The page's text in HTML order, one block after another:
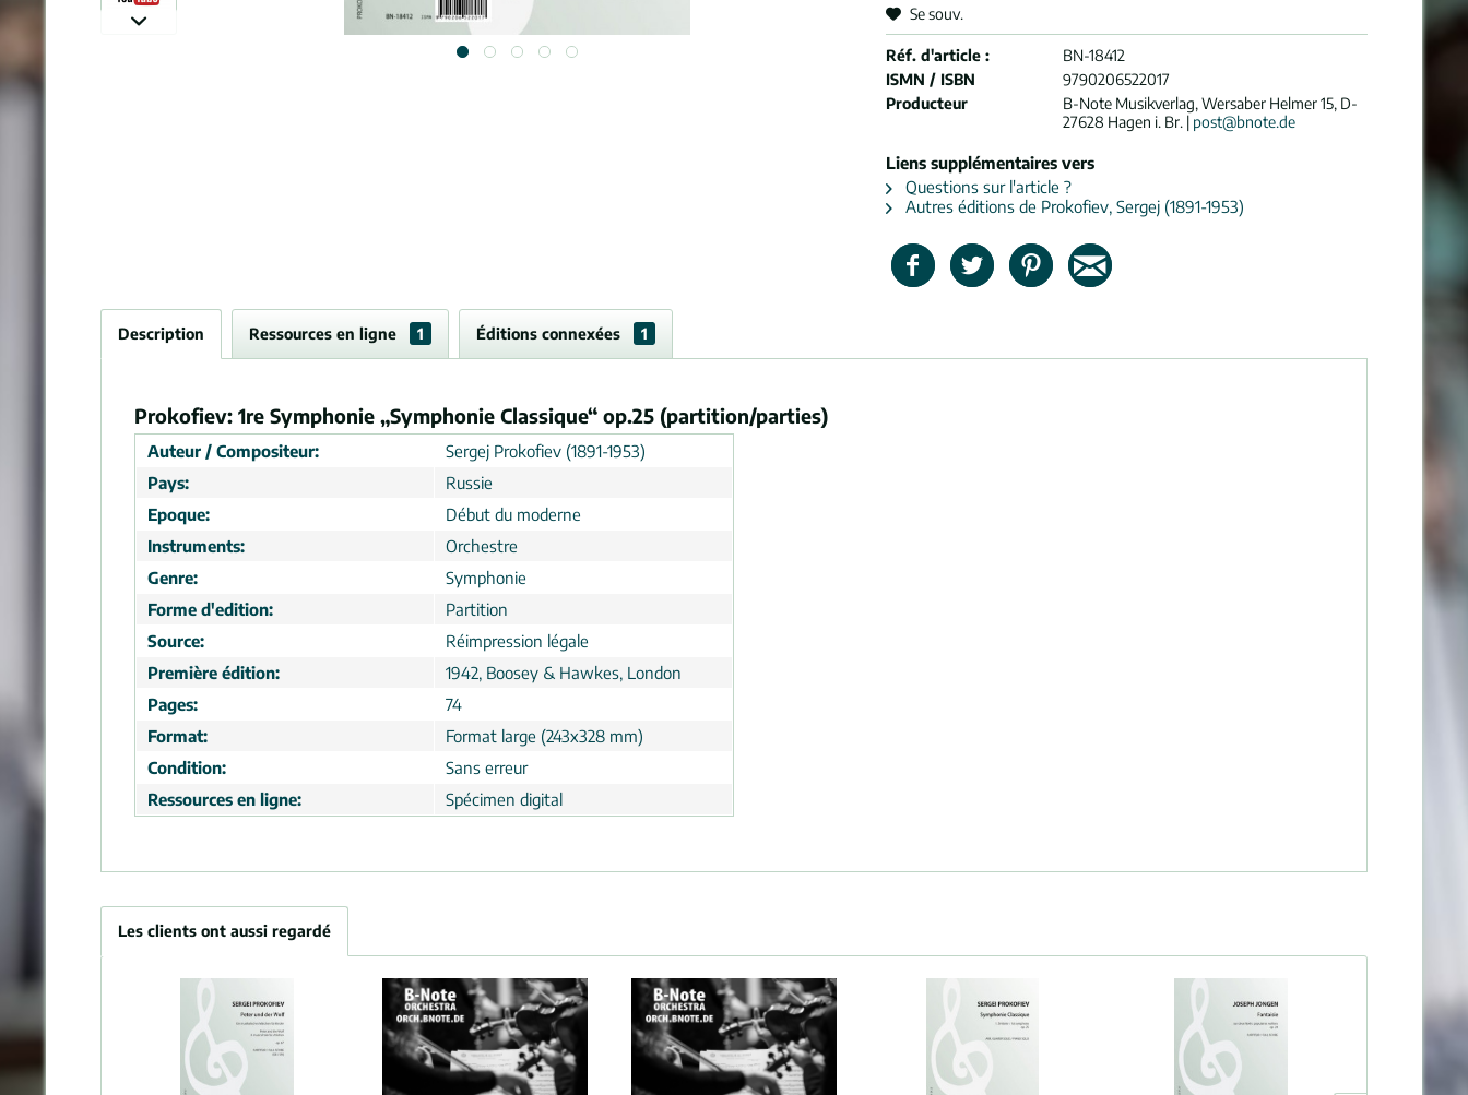
Se souv.
Réf. d'article :
BN-18412
ISMN / ISBN
9790206522017
Producteur
B-Note Musikverlag, Wersaber Helmer 15, D-
27628 Hagen i. Br. | post@bnote.de
Liens supplémentaires vers
Questions sur l'article ?
Autres éditions de Prokofiev, Sergej (1891-1953)
Description Ressources en ligne 1 Éditions connexées 1
Prokofiev: 1re Symphonie „Symphonie Classique“ op.25 (partition/parties)
Auteur / Compositeur:
Sergej Prokofiev (1891-1953)
Pays:
Russie
Epoque:
Début du moderne
Instruments:
Orchestre
Genre:
Symphonie
Forme d'edition:
Partition
Source:
Réimpression légale
Première édition:
1942, Boosey & Hawkes, London
Pages:
74
Format:
Format large (243x328 mm)
Condition:
Sans erreur
Ressources en ligne:
Spécimen digital
Les clients ont aussi regardé